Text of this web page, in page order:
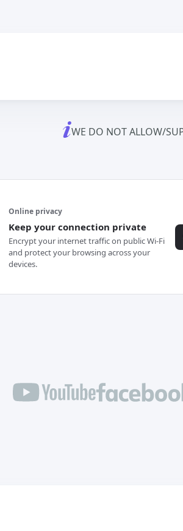
WE DO NOT ALLOW/
Online privacy
Keep your connection private
Encrypt your internet traffic on public Wi-Fi
and protect your browsing across your
devices.